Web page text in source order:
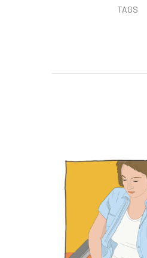
TAGS